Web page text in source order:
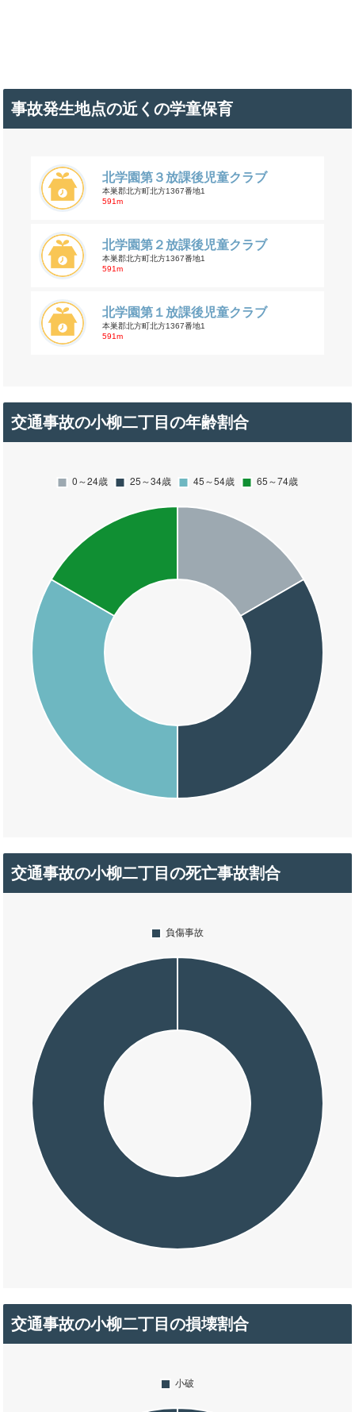
事故発生地点の近くの学童保育
北学園第３放課後児童クラブ
本巣郡北方町北方1367番地1
591m
北学園第２放課後児童クラブ
本巣郡北方町北方1367番地1
591m
北学園第１放課後児童クラブ
本巣郡北方町北方1367番地1
591m
交通事故の小柳二丁目の年齢割合
交通事故の小柳二丁目の死亡事故割合
交通事故の小柳二丁目の損壊割合